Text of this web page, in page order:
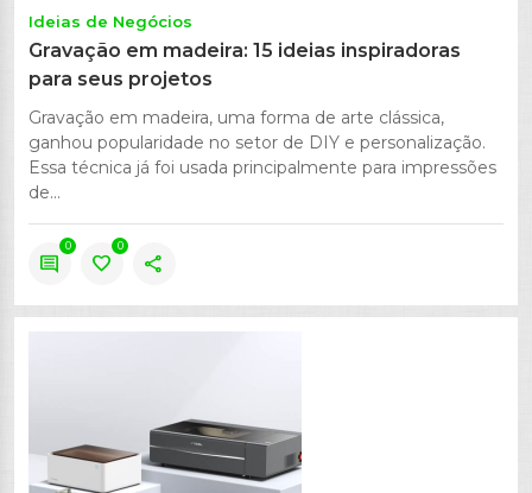
Ideias de Negócios
Gravação em madeira: 15 ideias inspiradoras
para seus projetos
Gravação em madeira, uma forma de arte clássica,
ganhou popularidade no setor de DIY e personalização.
Essa técnica já foi usada principalmente para impressões
de...
comment
0
favorite
0
share